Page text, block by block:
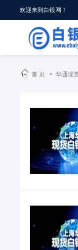
欢迎来到白银网！
 首 页 > 华通现